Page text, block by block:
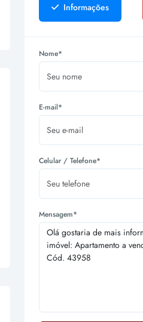
Informações
Nome*
E-mail*
Celular / Telefone*
Mensagem*